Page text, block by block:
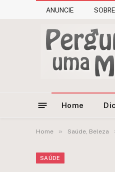
ANUNCIE SOBRE
Home
Home » Saúde, Beleza
SAÚDE